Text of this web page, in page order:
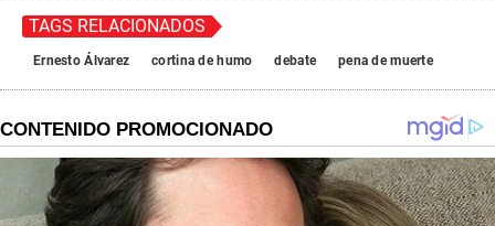
TAGS RELACIONADOS
Ernesto Álvarez cortina de humo debate pena de muerte